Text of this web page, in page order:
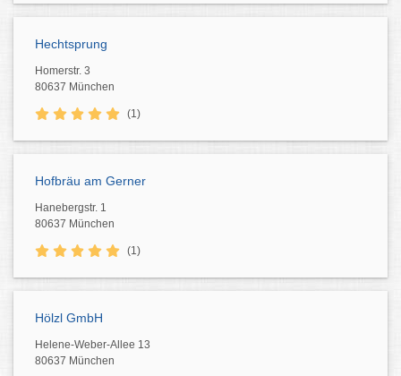
Hechtsprung
Homerstr. 3
80637 München
(1)
Hofbräu am Gerner
Hanebergstr. 1
80637 München
(1)
Hölzl GmbH
Helene-Weber-Allee 13
80637 München